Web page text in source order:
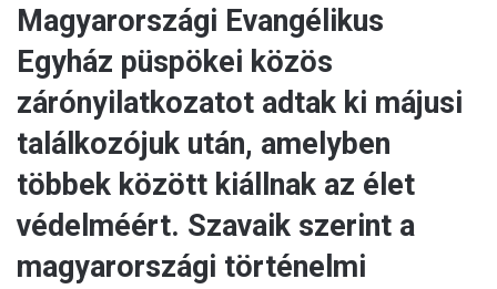
Magyarországi Evangélikus
Egyház püspökei közös
zárónyilatkozatot adtak ki májusi
találkozójuk után, amelyben
többek között kiállnak az élet
védelméért. Szavaik szerint a
magyarországi történelmi